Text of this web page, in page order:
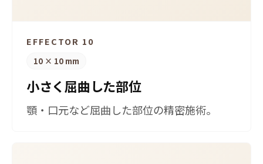
EFFECTOR 10
10 × 10 mm
小さく屈曲した部位
顎・口元など屈曲した部位の精密施術。